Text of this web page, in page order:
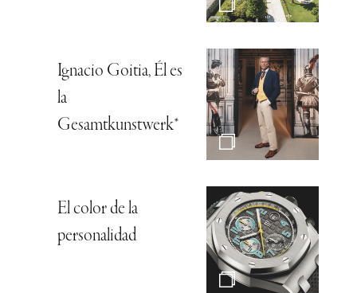
Ignacio Goitia, Él es
la
Gesamtkunstwerk*
El color de la
personalidad